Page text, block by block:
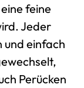
feine
Jeder
und einfach
Perücken